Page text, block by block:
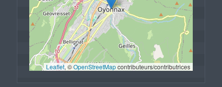
Leaflet, © OpenStreetMap contributeurs/contributrices